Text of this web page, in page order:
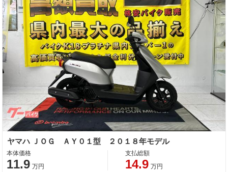
ヤマハ ＪＯＧ ＡＹ０１型 ２０１８年モデル
本体価格
11.9 万円
支払総額
14.9 万円